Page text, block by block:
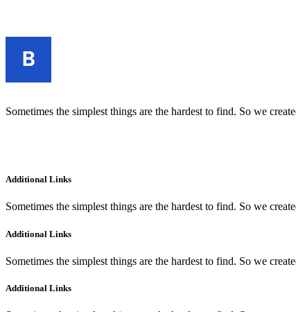
Sometimes the simplest things are the hardest to find. So we
Additional Links
Sometimes the simplest things are the hardest to find. So we
Additional Links
Sometimes the simplest things are the hardest to find. So we
Additional Links